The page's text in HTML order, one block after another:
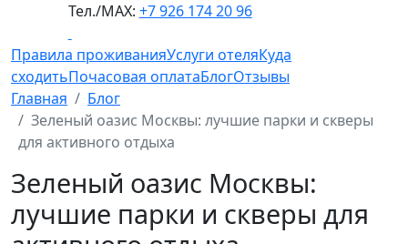
Тел./МАХ: +7 926 174 20 96
Правила проживанияУслуги отеляКуда
сходитьПочасовая оплатаБлогОтзывы
Главная
Блог
Зеленый оазис Москвы: лучшие парки и скверы
для активного отдыха
Зеленый оазис Москвы:
лучшие парки и скверы для